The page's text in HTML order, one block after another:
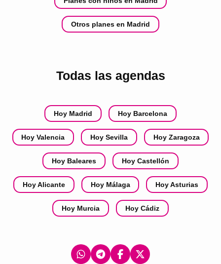
Otros planes en Madrid
Todas las agendas
Hoy Madrid Hoy Barcelona
Hoy Valencia Hoy Sevilla Hoy Zaragoza
Hoy Baleares Hoy Castellón
Hoy Alicante Hoy Málaga Hoy Asturias
Hoy Murcia Hoy Cádiz